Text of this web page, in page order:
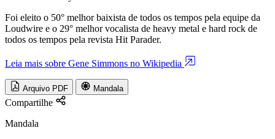
Foi eleito o 50° melhor baixista de todos os tempos pela equipe da
Loudwire e o 29° melhor vocalista de heavy metal e hard rock de
todos os tempos pela revista Hit Parader.
Leia mais sobre Gene Simmons no Wikipedia
Arquivo PDF Mandala
Compartilhe
Mandala